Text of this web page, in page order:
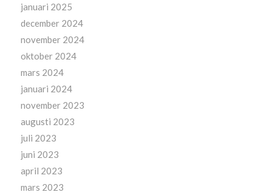
januari 2025
december 2024
november 2024
oktober 2024
mars 2024
januari 2024
november 2023
augusti 2023
juli 2023
juni 2023
april 2023
mars 2023